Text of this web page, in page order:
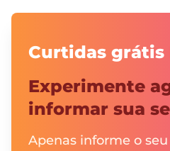
Curtidas grátis
Experimente
informar sua
Apenas informe o